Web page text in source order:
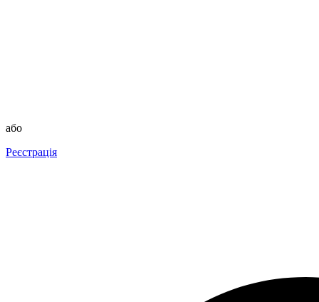
або
Реєстрація